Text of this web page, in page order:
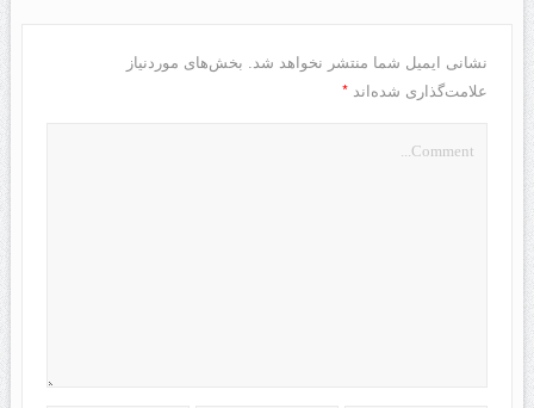
نشانی ایمیل شما منتشر نخواهد شد. بخش‌های موردنیاز
علامت‌گذاری شده‌اند *